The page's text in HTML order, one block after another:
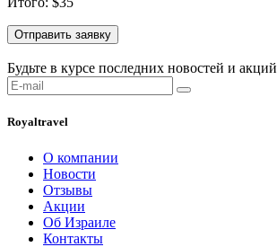
Отправить заявку
Будьте в курсе последних новостей и акций
Royaltravel
О компании
Новости
Отзывы
Акции
Об Израиле
Контакты